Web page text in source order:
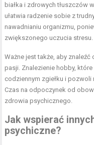
białka i zdrowych tłuszczów
ułatwia radzenie sobie z
nawadnianiu organizmu,
zwiększonego uczucia stresu.
Ważne jest także, aby znaleźć
pasji. Znalezienie hobby,
codziennym zgiełku i pozwoli
Czas na odpoczynek od
zdrowia psychicznego.
Jak wspierać
psychiczne?